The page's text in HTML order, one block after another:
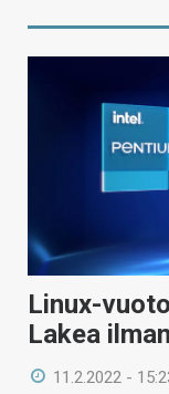
Linux-
Lakea
11.2.2022 -